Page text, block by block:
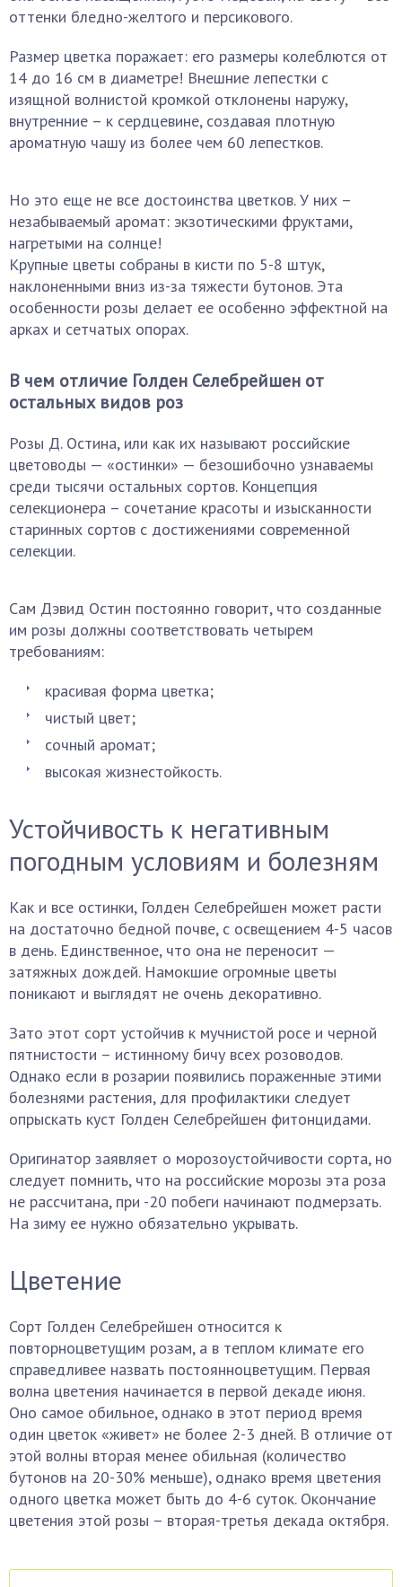
оттенки бледно-желтого и персикового.
Размер цветка поражает: его размеры колеблются от
14 до 16 см в диаметре! Внешние лепестки с
изящной волнистой кромкой отклонены наружу,
внутренние – к сердцевине, создавая плотную
ароматную чашу из более чем 60 лепестков.
Но это еще не все достоинства цветков. У них –
незабываемый аромат: экзотическими фруктами,
нагретыми на солнце!
Крупные цветы собраны в кисти по 5-8 штук,
наклоненными вниз из-за тяжести бутонов. Эта
особенности розы делает ее особенно эффектной на
арках и сетчатых опорах.
В чем отличие Голден Селебрейшен от
остальных видов роз
Розы Д. Остина, или как их называют российские
цветоводы — «остинки» — безошибочно узнаваемы
среди тысячи остальных сортов. Концепция
селекционера – сочетание красоты и изысканности
старинных сортов с достижениями современной
селекции.
Сам Дэвид Остин постоянно говорит, что созданные
им розы должны соответствовать четырем
требованиям:
красивая форма цветка;
чистый цвет;
сочный аромат;
высокая жизнестойкость.
Устойчивость к негативным
погодным условиям и болезням
Как и все остинки, Голден Селебрейшен может расти
на достаточно бедной почве, с освещением 4-5 часов
в день. Единственное, что она не переносит —
затяжных дождей. Намокшие огромные цветы
поникают и выглядят не очень декоративно.
Зато этот сорт устойчив к мучнистой росе и черной
пятнистости – истинному бичу всех розоводов.
Однако если в розарии появились пораженные этими
болезнями растения, для профилактики следует
опрыскать куст Голден Селебрейшен фитонцидами.
Оригинатор заявляет о морозоустойчивости сорта, но
следует помнить, что на российские морозы эта роза
не рассчитана, при -20 побеги начинают подмерзать.
На зиму ее нужно обязательно укрывать.
Цветение
Сорт Голден Селебрейшен относится к
повторноцветущим розам, а в теплом климате его
справедливее назвать постоянноцветущим. Первая
волна цветения начинается в первой декаде июня.
Оно самое обильное, однако в этот период время
один цветок «живет» не более 2-3 дней. В отличие от
этой волны вторая менее обильная (количество
бутонов на 20-30% меньше), однако время цветения
одного цветка может быть до 4-6 суток. Окончание
цветения этой розы – вторая-третья декада октября.